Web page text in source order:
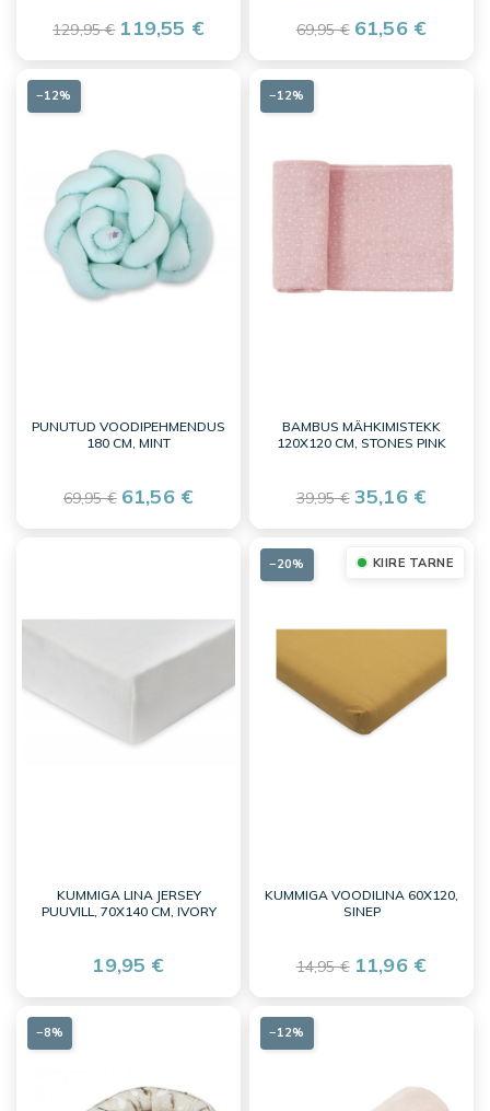
129,95 € 119,55 € 69,95 € 61,56 €
PUNUTUD VOODIPEHMENDUS
180 CM, MINT
69,95 € 61,56 €
−12%
BAMBUS MÄHKIMISTEKK
120X120 CM, STONES PINK
39,95 € 35,16 €
−12%
KUMMIGA LINA JERSEY
PUUVILL, 70X140 CM, IVORY
19,95 €
KIIRE TARNE
KUMMIGA VOODILINA 60X120,
SINEP
14,95 € 11,96 €
−20%
−8% −12%